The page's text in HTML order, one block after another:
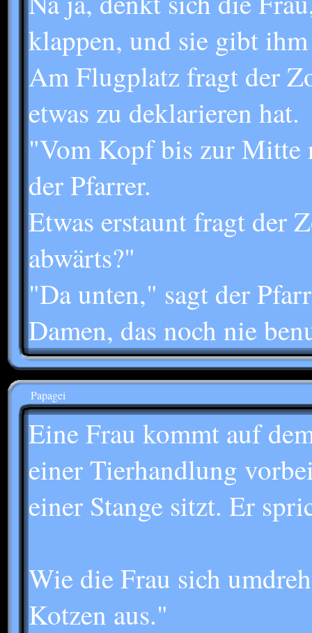
klappen, und sie gibt
Am Flugplatz fragt der
etwas zu deklarieren hat.
"Vom Kopf bis zur Mitte
der Pfarrer.
Etwas erstaunt fragt der
abwärts?"
"Da unten," sagt der
Damen, das noch nie
Papagei
Eine Frau kommt auf
einer Tierhandlung
einer Stange sitzt. Er
Wie die Frau sich
Kotzen aus."